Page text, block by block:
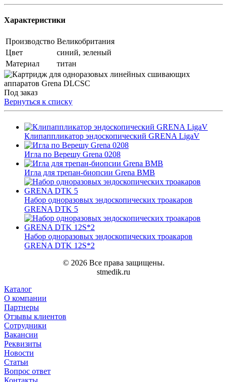
Характеристики
Производство Великобритания
Цвет
синий, зеленый
Материал
титан
Под заказ
Вернуться к списку
Клипаппликатор эндоскопический GRENA LigaV
Игла по Верешу Grena 0208
Игла для трепан-биопсии Grena ВМВ
Набор одноразовых эндоскопических троакаров
GRENA DTK 5
Набор одноразовых эндоскопических троакаров
GRENA DTK 12S*2
© 2026 Все права защищены.
stmedik.ru
Каталог
О компании
Партнеры
Отзывы клиентов
Сотрудники
Вакансии
Реквизиты
Новости
Статьи
Вопрос ответ
Контакты